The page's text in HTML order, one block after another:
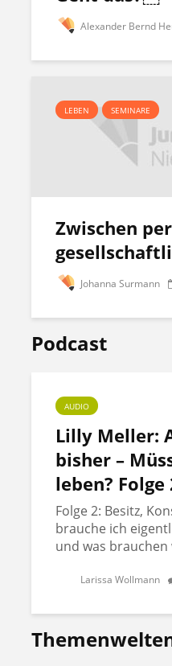
Alexander Bernd
LEBEN SEMINARE
Zwischen
Johanna Surmann
Podcast
AUDIO
Lilly Meller:
bisher –
leben?
Folge 2: Besitz,
brauche ich
und was brauchen
Larissa Wollmann